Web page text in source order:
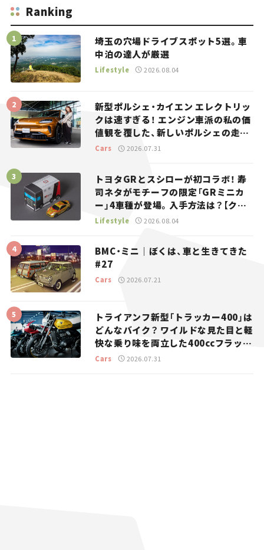
Ranking
埼玉の穴場ドライブスポット5選。車
中泊の達人が厳選
Lifestyle 2026.08.04
新型ポルシェ・カイエン エレクトリッ
クは速すぎる！ エンジン車派の私の価
値観を覆した、新しいポルシェの走
り。
Cars 2026.07.31
トヨタGRとスシローが初コラボ！ 寿
司ネタがモチーフの限定「GRミニカ
ー」4車種が登場。入手方法は？【クル
マとホビー】
Lifestyle 2026.08.04
BMC・ミニ｜ぼくは、車と生きてきた
#27
Cars 2026.07.21
トライアンフ新型「トラッカー400」は
どんなバイク？ ワイルドな見た目と軽
快な乗り味を両立した400ccフラット
トラッカー【試乗レビュー】
Cars 2026.07.31